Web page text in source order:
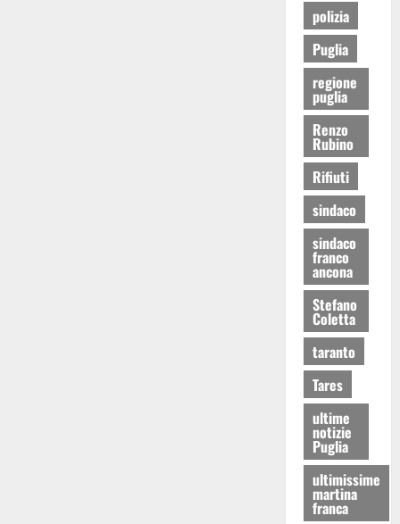
polizia
Puglia
regione
puglia
Renzo
Rubino
Rifiuti
sindaco
sindaco
franco
ancona
Stefano
Coletta
taranto
Tares
ultime
notizie
Puglia
ultimissime
martina
franca